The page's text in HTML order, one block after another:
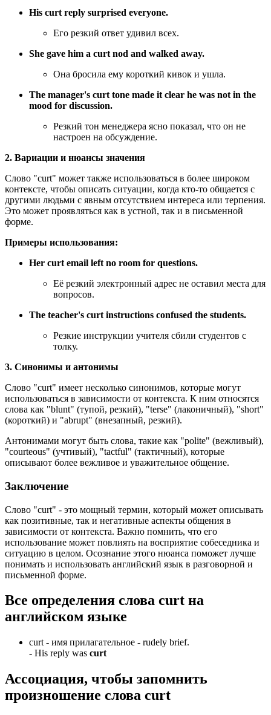
His curt reply surprised everyone.
Его резкий ответ удивил всех.
She gave him a curt nod and walked away.
Она бросила ему короткий кивок и ушла.
The manager's curt tone made it clear he was not in the
mood for discussion.
Резкий тон менеджера ясно показал, что он не
настроен на обсуждение.
2. Вариации и нюансы значения
Слово "curt" может также использоваться в более широком
контексте, чтобы описать ситуации, когда кто-то общается с
другими людьми с явным отсутствием интереса или терпения.
Это может проявляться как в устной, так и в письменной
форме.
Примеры использования:
Her curt email left no room for questions.
Её резкий электронный адрес не оставил места для
вопросов.
The teacher's curt instructions confused the students.
Резкие инструкции учителя сбили студентов с
толку.
3. Синонимы и антонимы
Слово "curt" имеет несколько синонимов, которые могут
использоваться в зависимости от контекста. К ним относятся
слова как "blunt" (тупой, резкий), "terse" (лаконичный), "short"
(короткий) и "abrupt" (внезапный, резкий).
Антонимами могут быть слова, такие как "polite" (вежливый),
"courteous" (учтивый), "tactful" (тактичный), которые
описывают более вежливое и уважительное общение.
Заключение
Слово "curt" - это мощный термин, который может описывать
как позитивные, так и негативные аспекты общения в
зависимости от контекста. Важно помнить, что его
использование может повлиять на восприятие собеседника и
ситуацию в целом. Осознание этого нюанса поможет лучше
понимать и использовать английский язык в разговорной и
письменной форме.
Все определения слова curt на
английском языке
curt - имя прилагательное - rudely brief.
- His reply was curt
Ассоциация, чтобы запомнить
произношение слова curt